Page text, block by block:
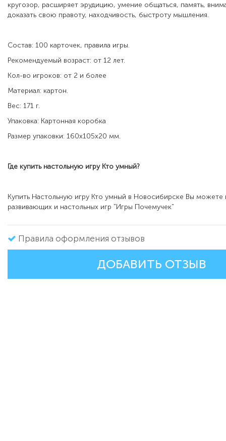
кругозор, расширяет эрудицию, умение общаться, память,
доказать свою правоту, находчивость, быстроту мышления.
Состав: 100 карточек, правила игры.
Рекомендуемый возраст: от 12 лет.
Кол-во игроков: от 2 и более
Материал: картон.
Вес: 171 г.
Упаковка: Картонная коробка
Размер упаковки: 160х105х20 мм.
Где купить настольную игру Кто умный?
Купить Настольную игру Кто умный в Новосибирске Вы можете
развивающих и настольных игр "Игры Почемучек"
Правила оформления отзывов
ДОБАВИТЬ ОТЗЫВ